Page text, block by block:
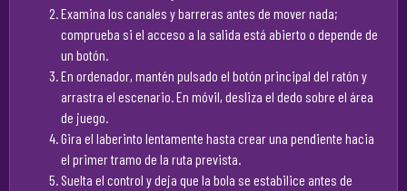
Examina los canales y barreras antes de mover nada;
comprueba si el acceso a la salida está abierto o depende de
un botón.
En ordenador, mantén pulsado el botón principal del ratón y
arrastra el escenario. En móvil, desliza el dedo sobre el área
de juego.
Gira el laberinto lentamente hasta crear una pendiente hacia
el primer tramo de la ruta prevista.
Suelta el control y deja que la bola se estabilice antes de